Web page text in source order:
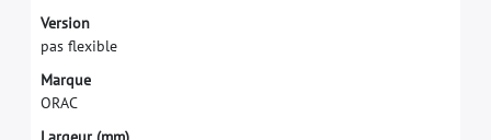
Version
pas fexible
Marque
ORAC